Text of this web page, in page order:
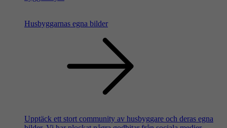
Husbyggarnas egna bilder
Upptäck ett stort community av husbyggare och deras egna